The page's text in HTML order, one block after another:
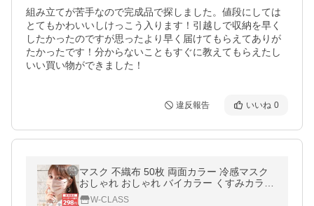
組み立てが苦手なので完成品で探しました。値段にしては
とてもかわいいしけっこう入ります！引越しで収納を早く
したかったのですが思ったより早く届けてもらえてありが
たかったです！分からないこともすぐに教えてもらえたし
いい買い物ができました！
違反報告 いいね 0
マスク 不織布 50枚 両面カラー 冷感マスク
おしゃれ おしゃれ バイカラー くすみカラー
耳紐同色 3サイズ 10枚ずつ個包装 血色マス
W-CLASS